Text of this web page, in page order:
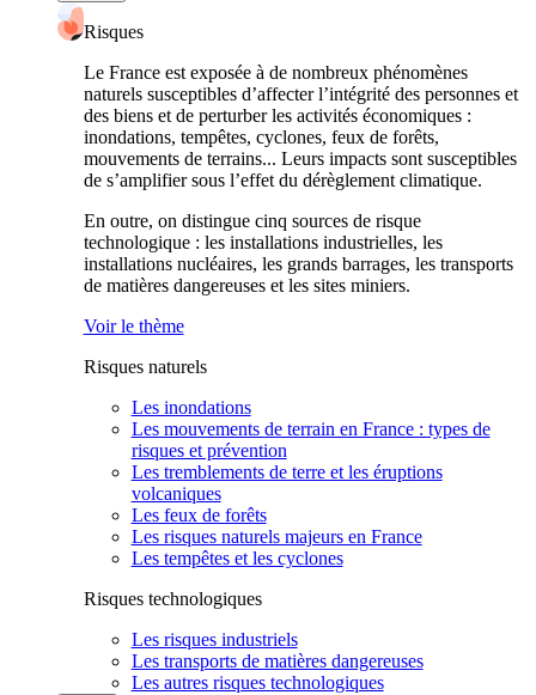
Risques
Le France est exposée à de nombreux phénomènes
naturels susceptibles d’affecter l’intégrité des personnes et
des biens et de perturber les activités économiques :
inondations, tempêtes, cyclones, feux de forêts,
mouvements de terrains... Leurs impacts sont susceptibles
de s’amplifier sous l’effet du dérèglement climatique.
En outre, on distingue cinq sources de risque
technologique : les installations industrielles, les
installations nucléaires, les grands barrages, les transports
de matières dangereuses et les sites miniers.
Voir le thème
Risques naturels
Les inondations
Les mouvements de terrain en France : types de
risques et prévention
Les tremblements de terre et les éruptions
volcaniques
Les feux de forêts
Les risques naturels majeurs en France
Les tempêtes et les cyclones
Risques technologiques
Les risques industriels
Les transports de matières dangereuses
Les autres risques technologiques